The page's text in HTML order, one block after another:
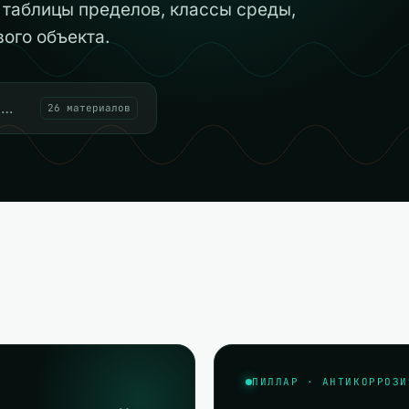
пределов, классы среды,
объекта.
26 материалов
ПИЛЛАР ·